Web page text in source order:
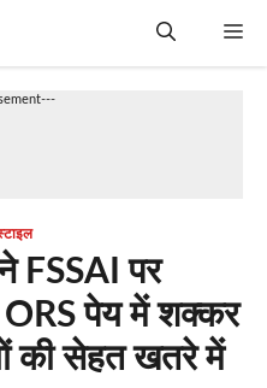
FSSAI पर
ORS पेय में शक्कर
की सेहत खतरे में